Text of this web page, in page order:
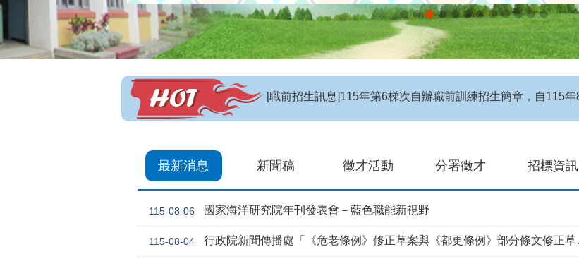
【招生訊息】115年度第4梯次自辦在職進修訓練招生簡章
最新消息 新聞稿 徵才活動 分署徵才 招標資訊
115-08-06 國家海洋研究院年刊發表會－藍色職能新視野
115-08-04 行政院新聞傳播處「《危老條例》修正草案與《都更條例》部分條文修正草案」政策電子圖文說明資料